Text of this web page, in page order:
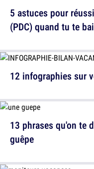
12 infographies sur
5 astuces pour
(PDC) quand tu te
13 phrases qu'on te
guêpe